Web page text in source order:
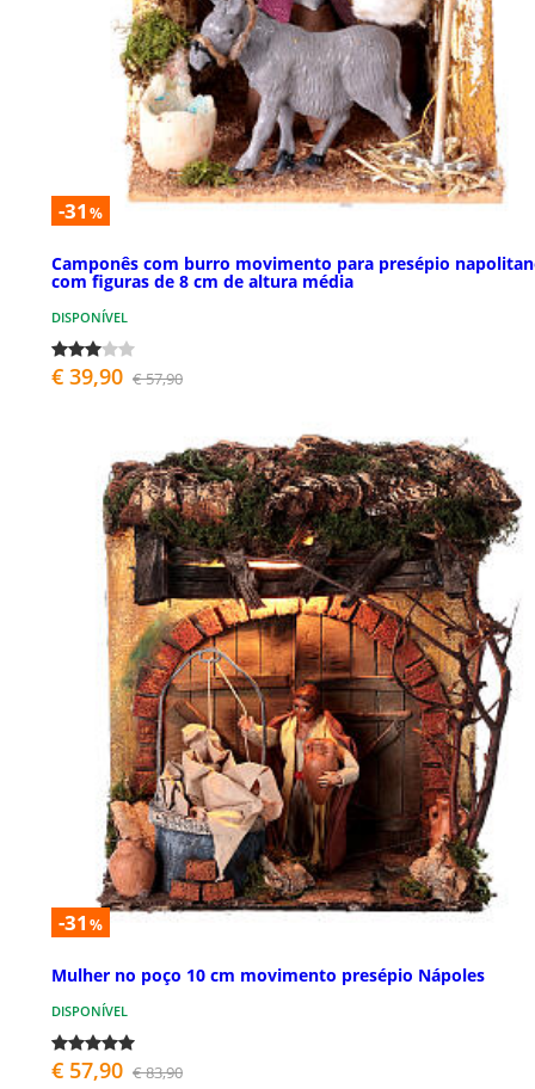
-31 %
Camponês com burro movimento para presépio
com figuras de 8 cm de altura média
DISPONÍVEL
€ 39,90 € 57,90
-31 %
Mulher no poço 10 cm movimento presépio Nápoles
DISPONÍVEL
€ 57,90 € 83,90